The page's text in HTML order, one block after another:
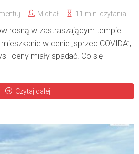
Michał 11 min. czytania
rosną w zastraszającym tempie.
w cenie „sprzed COVIDA”,
i ceny miały spadać. Co się
Czytaj dalej